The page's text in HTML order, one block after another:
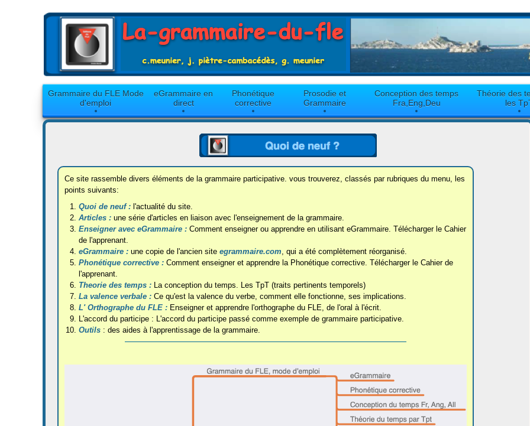
Grammaire du FLE Mode
d'emploi
eGrammaire en
direct
Phonétique
corrective
Prosodie et
Grammaire
Conception des temps
Fra,Eng,Deu
Théorie des
les
Ce site rassemble divers éléments de la grammaire participative. vous trouverez, classés par rubriques du menu, les
points suivants:
Quoi de neuf : l'actualité du site.
Articles : une série d'articles en liaison avec l'enseignement de la grammaire.
Enseigner avec eGrammaire : Comment enseigner ou apprendre en utilisant eGrammaire. Télécharger le Cahier
de l'apprenant.
eGrammaire : une copie de l'ancien site egrammaire.com, qui a été complètement réorganisé.
Phonétique corrective : Comment enseigner et apprendre la Phonétique corrective. Télécharger le Cahier de
l'apprenant.
Theorie des temps : La conception du temps. Les TpT (traits pertinents temporels)
La valence verbale : Ce qu'est la valence du verbe, comment elle fonctionne, ses implications.
L' Orthographe du FLE : Enseigner et apprendre l'orthographe du FLE, de l'oral à l'écrit.
L'accord du participe : L'accord du participe passé comme exemple de grammaire participative.
Outils : des aides à l'apprentissage de la grammaire.